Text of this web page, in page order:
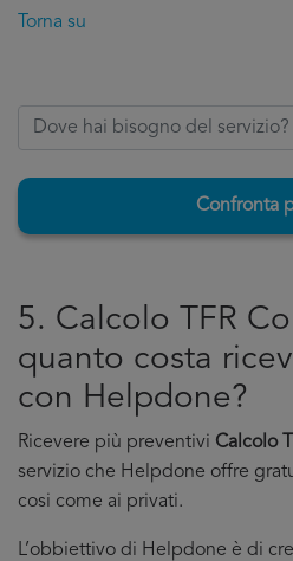
Torna su
Confronta
5. Calcolo TFR
quanto costa
con Helpdone?
Ricevere più preventivi Calcolo
servizio che Helpdone offre
cosi come ai privati.
L’obbiettivo di Helpdone è di